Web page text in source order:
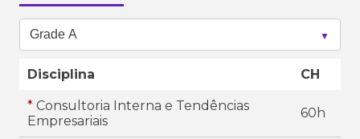
Disciplina CH
* Consultoria Interna e Tendências
Empresariais
60h